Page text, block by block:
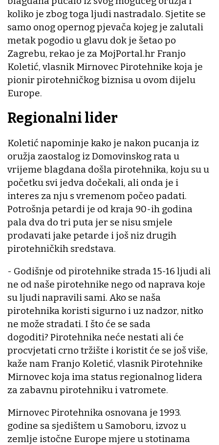
koliko je zbog toga ljudi nastradalo. Sjetite se
samo onog opernog pjevača kojeg je zalutali
metak pogodio u glavu dok je šetao po
Zagrebu, rekao je za MojPortal.hr Franjo
Koletić, vlasnik Mirnovec Pirotehnike koja je
pionir pirotehničkog biznisa u ovom dijelu
Europe.
Regionalni lider
Koletić napominje kako je nakon pucanja iz
oružja zaostalog iz Domovinskog rata u
vrijeme blagdana došla pirotehnika, koju su u
početku svi jedva dočekali, ali onda je i
interes za nju s vremenom počeo padati.
Potrošnja petardi je od kraja 90-ih godina
pala dva do tri puta jer se nisu smjele
prodavati jake petarde i još niz drugih
pirotehničkih sredstava.
- Godišnje od pirotehnike strada 15-16 ljudi ali
ne od naše pirotehnike nego od naprava koje
su ljudi napravili sami. Ako se naša
pirotehnika koristi sigurno i uz nadzor, nitko
ne može stradati. I što će se sada
dogoditi? Pirotehnika neće nestati ali će
procvjetati crno tržište i koristit će se još više,
kaže nam Franjo Koletić, vlasnik Pirotehnike
Mirnovec koja ima status regionalnog lidera
za zabavnu pirotehniku i vatromete.
Mirnovec Pirotehnika osnovana je 1993.
godine sa sjedištem u Samoboru, izvoz u
zemlje istočne Europe mjere u stotinama